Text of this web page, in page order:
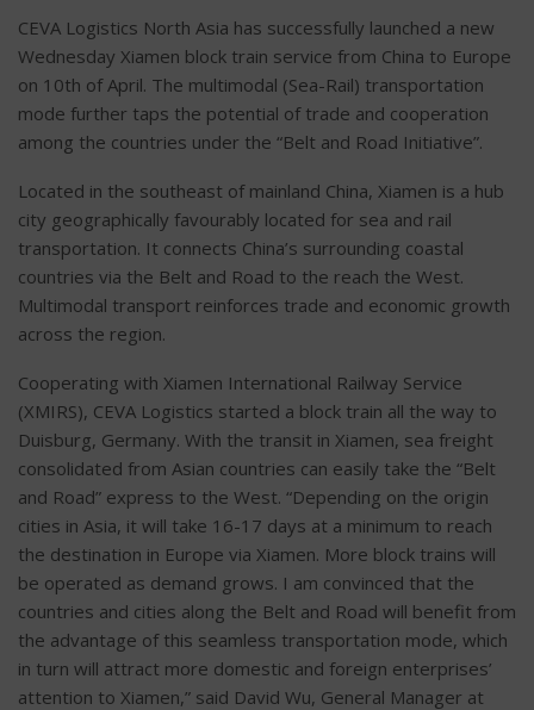
CEVA Logistics North Asia has successfully launched a new
Wednesday Xiamen block train service from China to Europe
on 10th of April. The multimodal (Sea-Rail) transportation
mode further taps the potential of trade and cooperation
among the countries under the “Belt and Road Initiative”.
Located in the southeast of mainland China, Xiamen is a hub
city geographically favourably located for sea and rail
transportation. It connects China’s surrounding coastal
countries via the Belt and Road to the reach the West.
Multimodal transport reinforces trade and economic growth
across the region.
Cooperating with Xiamen International Railway Service
(XMIRS), CEVA Logistics started a block train all the way to
Duisburg, Germany. With the transit in Xiamen, sea freight
consolidated from Asian countries can easily take the “Belt
and Road” express to the West. “Depending on the origin
cities in Asia, it will take 16-17 days at a minimum to reach
the destination in Europe via Xiamen. More block trains will
be operated as demand grows. I am convinced that the
countries and cities along the Belt and Road will benefit from
the advantage of this seamless transportation mode, which
in turn will attract more domestic and foreign enterprises’
attention to Xiamen,” said David Wu, General Manager at